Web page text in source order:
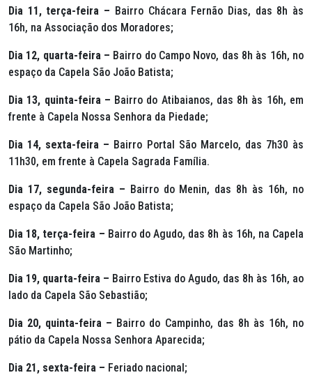
Dia 11, terça-feira – Bairro Chácara Fernão Dias, das 8h às
16h, na Associação dos Moradores;
Dia 12, quarta-feira – Bairro do Campo Novo, das 8h às 16h, no
espaço da Capela São João Batista;
Dia 13, quinta-feira – Bairro do Atibaianos, das 8h às 16h, em
frente à Capela Nossa Senhora da Piedade;
Dia 14, sexta-feira – Bairro Portal São Marcelo, das 7h30 às
11h30, em frente à Capela Sagrada Família.
Dia 17, segunda-feira – Bairro do Menin, das 8h às 16h, no
espaço da Capela São João Batista;
Dia 18, terça-feira – Bairro do Agudo, das 8h às 16h, na Capela
São Martinho;
Dia 19, quarta-feira – Bairro Estiva do Agudo, das 8h às 16h, ao
lado da Capela São Sebastião;
Dia 20, quinta-feira – Bairro do Campinho, das 8h às 16h, no
pátio da Capela Nossa Senhora Aparecida;
Dia 21, sexta-feira – Feriado nacional;